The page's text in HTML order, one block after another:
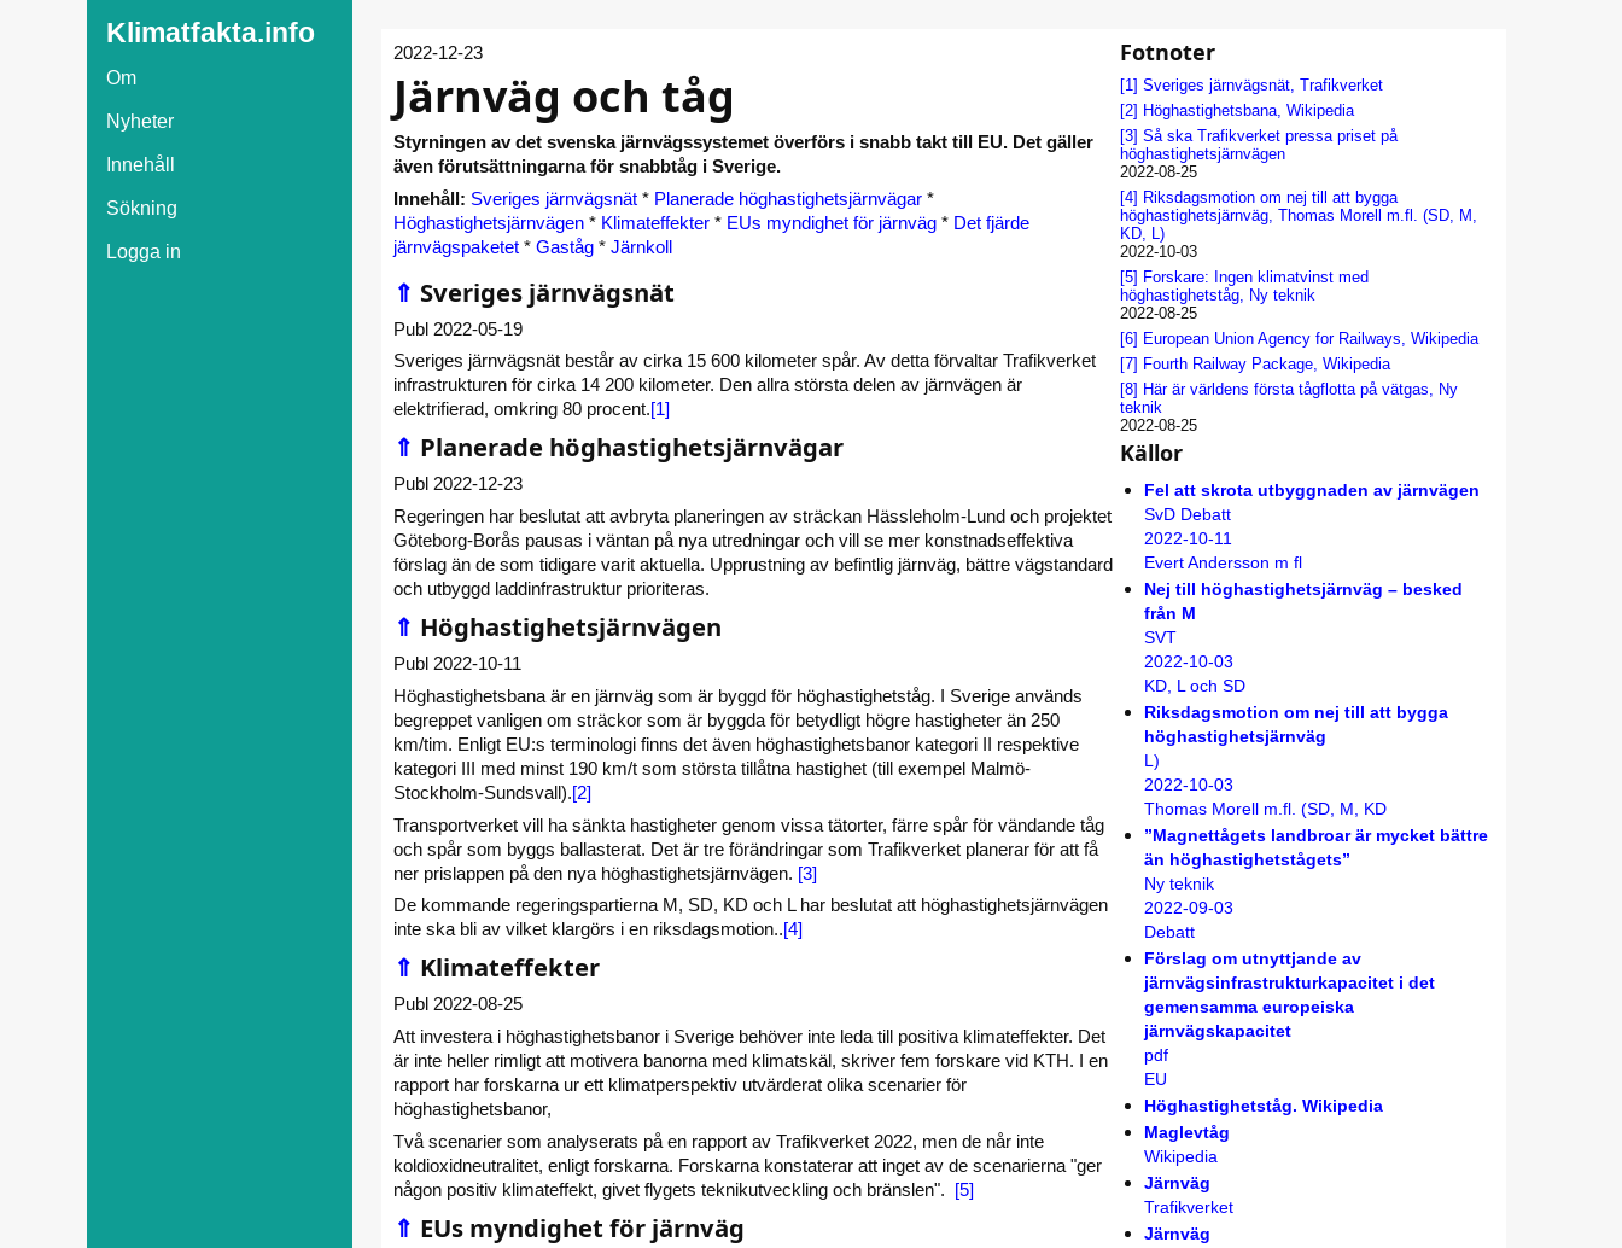
Klimatfakta.info
Om
Nyheter
Innehåll
Sökning
Logga in
2022-12-23
Järnväg och tåg
Styrningen av det svenska järnvägssystemet överförs i snabb takt till EU. Det gäller
även förutsättningarna för snabbtåg i Sverige.
Innehåll: Sveriges järnvägsnät * Planerade höghastighetsjärnvägar *
Höghastighetsjärnvägen * Klimateffekter * EUs myndighet för järnväg * Det fjärde
järnvägspaketet * Gaståg * Järnkoll
⇑ Sveriges järnvägsnät
Publ 2022-05-19
Sveriges järnvägsnät består av cirka 15 600 kilometer spår. Av detta förvaltar Trafikverket
infrastrukturen för cirka 14 200 kilometer. Den allra största delen av järnvägen är
elektrifierad, omkring 80 procent.[1]
⇑ Planerade höghastighetsjärnvägar
Publ 2022-12-23
Regeringen har beslutat att avbryta planeringen av sträckan Hässleholm-Lund och projektet
Göteborg-Borås pausas i väntan på nya utredningar och vill se mer konstnadseffektiva
förslag än de som tidigare varit aktuella. Upprustning av befintlig järnväg, bättre vägstandard
och utbyggd laddinfrastruktur prioriteras.
⇑ Höghastighetsjärnvägen
Publ 2022-10-11
Höghastighetsbana är en järnväg som är byggd för höghastighetståg. I Sverige används
begreppet vanligen om sträckor som är byggda för betydligt högre hastigheter än 250
km/tim. Enligt EU:s terminologi finns det även höghastighetsbanor kategori II respektive
kategori III med minst 190 km/t som största tillåtna hastighet (till exempel Malmö-
Stockholm-Sundsvall).[2]
Transportverket vill ha sänkta hastigheter genom vissa tätorter, färre spår för vändande tåg
och spår som byggs ballasterat. Det är tre förändringar som Trafikverket planerar för att få
ner prislappen på den nya höghastighetsjärnvägen. [3]
De kommande regeringspartierna M, SD, KD och L har beslutat att höghastighetsjärnvägen
inte ska bli av vilket klargörs i en riksdagsmotion..[4]
⇑ Klimateffekter
Publ 2022-08-25
Att investera i höghastighetsbanor i Sverige behöver inte leda till positiva klimateffekter. Det
är inte heller rimligt att motivera banorna med klimatskäl, skriver fem forskare vid KTH. I en
rapport har forskarna ur ett klimatperspektiv utvärderat olika scenarier för
höghastighetsbanor,
Två scenarier som analyserats på en rapport av Trafikverket 2022, men de når inte
koldioxidneutralitet, enligt forskarna. Forskarna konstaterar att inget av de scenarierna "ger
någon positiv klimateffekt, givet flygets teknikutveckling och bränslen". [5]
⇑ EUs myndighet för järnväg
Fotnoter
[1] Sveriges järnvägsnät, Trafikverket
[2] Höghastighetsbana, Wikipedia
[3] Så ska Trafikverket pressa priset på
höghastighetsjärnvägen
2022-08-25
[4] Riksdagsmotion om nej till att bygga
höghastighetsjärnväg, Thomas Morell m.fl. (SD, M,
KD, L)
2022-10-03
[5] Forskare: Ingen klimatvinst med
höghastighetståg, Ny teknik
2022-08-25
[6] European Union Agency for Railways, Wikipedia
[7] Fourth Railway Package, Wikipedia
[8] Här är världens första tågflotta på vätgas, Ny
teknik
2022-08-25
Källor
Fel att skrota utbyggnaden av järnvägen
SvD Debatt
2022-10-11
Evert Andersson m fl
Nej till höghastighetsjärnväg – besked
från M
SVT
2022-10-03
KD, L och SD
Riksdagsmotion om nej till att bygga
höghastighetsjärnväg
L)
2022-10-03
Thomas Morell m.fl. (SD, M, KD
”Magnettågets landbroar är mycket bättre
än höghastighetstågets”
Ny teknik
2022-09-03
Debatt
Förslag om utnyttjande av
järnvägsinfrastrukturkapacitet i det
gemensamma europeiska
järnvägskapacitet
pdf
EU
Höghastighetståg. Wikipedia
Maglevtåg
Wikipedia
Järnväg
Trafikverket
Järnväg